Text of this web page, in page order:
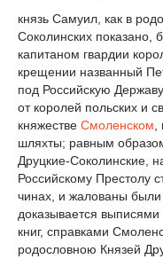
князь Самуил, как в
Соколинских
капитаном гвардии
крещении названный
под Российскую
от королей польских и
княжестве Смоленском
шляхты; равным
Друцкие-Соколинские,
Российскому Престолу
чинах, и жалованы
доказывается выписями
книг, справками
родословною Князей